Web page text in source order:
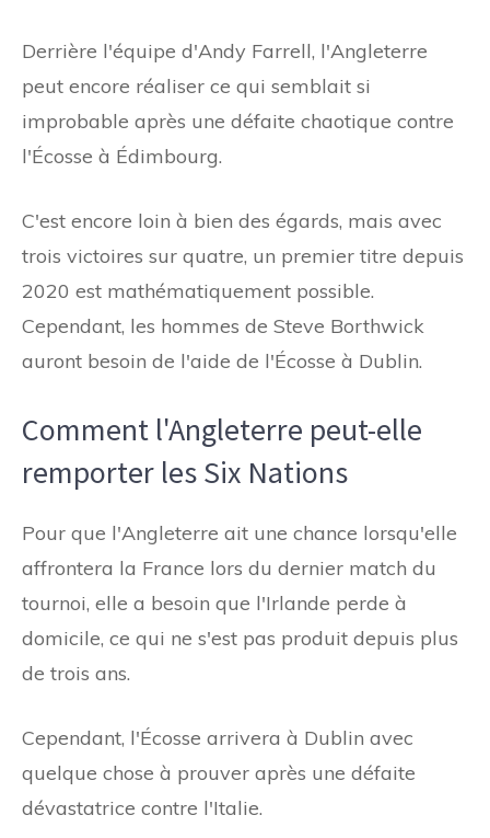
Derrière l'équipe d'Andy Farrell, l'Angleterre
peut encore réaliser ce qui semblait si
improbable après une défaite chaotique contre
l'Écosse à Édimbourg.
C'est encore loin à bien des égards, mais avec
trois victoires sur quatre, un premier titre depuis
2020 est mathématiquement possible.
Cependant, les hommes de Steve Borthwick
auront besoin de l'aide de l'Écosse à Dublin.
Comment l'Angleterre peut-elle
remporter les Six Nations
Pour que l'Angleterre ait une chance lorsqu'elle
affrontera la France lors du dernier match du
tournoi, elle a besoin que l'Irlande perde à
domicile, ce qui ne s'est pas produit depuis plus
de trois ans.
Cependant, l'Écosse arrivera à Dublin avec
quelque chose à prouver après une défaite
dévastatrice contre l'Italie.